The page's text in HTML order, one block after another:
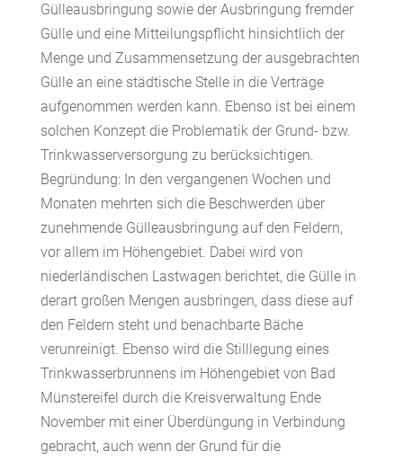
Gülleausbringung sowie der Ausbringung fremder
Gülle und eine Mitteilungspflicht hinsichtlich der
Menge und Zusammensetzung der ausgebrachten
Gülle an eine städtische Stelle in die Verträge
aufgenommen werden kann. Ebenso ist bei einem
solchen Konzept die Problematik der Grund- bzw.
Trinkwasserversorgung zu berücksichtigen.
Begründung: In den vergangenen Wochen und
Monaten mehrten sich die Beschwerden über
zunehmende Gülleausbringung auf den Feldern,
vor allem im Höhengebiet. Dabei wird von
niederländischen Lastwagen berichtet, die Gülle in
derart großen Mengen ausbringen, dass diese auf
den Feldern steht und benachbarte Bäche
verunreinigt. Ebenso wird die Stilllegung eines
Trinkwasserbrunnens im Höhengebiet von Bad
Münstereifel durch die Kreisverwaltung Ende
November mit einer Überdüngung in Verbindung
gebracht, auch wenn der Grund für die